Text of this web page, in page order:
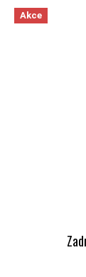
Akce